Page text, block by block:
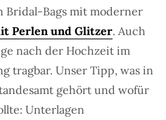
Bridal-Bags mit moderner
Perlen und Glitzer. Auch
nach der Hochzeit im
tragbar. Unser Tipp, was in
gehört und wofür
Unterlagen